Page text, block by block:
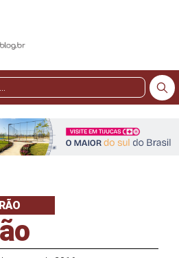
Pesquisar
Blog